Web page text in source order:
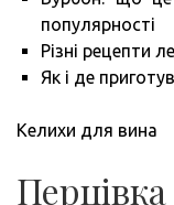
популярності
Різні рецепти
Як і де
Келихи для вина